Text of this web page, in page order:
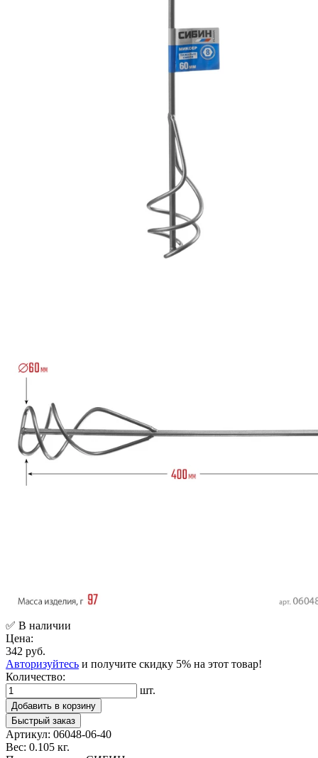
✅ В наличии
Цена:
342 руб.
Авторизуйтесь и получите скидку 5% на этот товар!
Количество:
шт.
Добавить в корзину
Быстрый заказ
Артикул: 06048-06-40
Вес: 0.105 кг.